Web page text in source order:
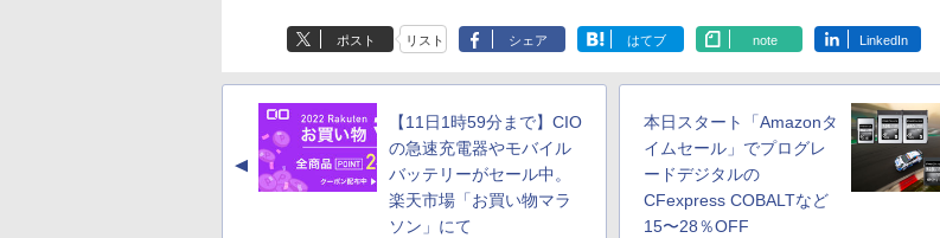
ポスト リスト シェア はてブ note LinkedIn
▲
【11日1時59分まで】CIO
の急速充電器やモバイル
バッテリーがセール中。
楽天市場「お買い物マラ
ソン」にて
本日スタート「Amazonタ
イムセール」でプログレ
ードデジタルの
CFexpress COBALTなど
15〜28％OFF